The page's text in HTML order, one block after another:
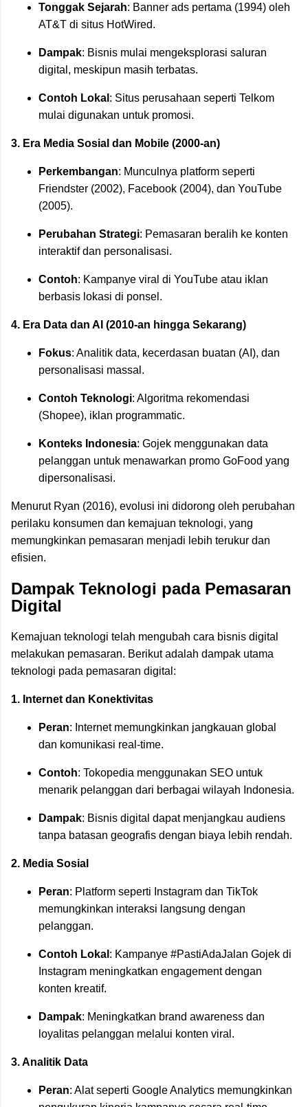
Tonggak Sejarah: Banner ads pertama (1994) oleh
AT&T di situs HotWired.
Dampak: Bisnis mulai mengeksplorasi saluran
digital, meskipun masih terbatas.
Contoh Lokal : Situs perusahaan seperti Telkom
mulai digunakan untuk promosi.
3. Era Media Sosial dan Mobile (2000-an)
Perkembangan: Munculnya platform seperti
Friendster (2002), Facebook (2004), dan YouTube
(2005).
Perubahan Strategi: Pemasaran beralih ke konten
interaktif dan personalisasi.
Contoh: Kampanye viral di YouTube atau iklan
berbasis lokasi di ponsel.
4. Era Data dan AI (2010-an hingga Sekarang)
Fokus: Analitik data, kecerdasan buatan (AI), dan
personalisasi massal.
Contoh Teknologi: Algoritma rekomendasi
(Shopee), iklan programmatic.
Konteks Indonesia: Gojek menggunakan data
pelanggan untuk menawarkan promo GoFood yang
dipersonalisasi.
Menurut Ryan (2016), evolusi ini didorong oleh perubahan
perilaku konsumen dan kemajuan teknologi, yang
memungkinkan pemasaran menjadi lebih terukur dan
efisien.
Dampak Teknologi pada Pemasaran
Digital
Kemajuan teknologi telah mengubah cara bisnis digital
melakukan pemasaran. Berikut adalah dampak utama
teknologi pada pemasaran digital:
1. Internet dan Konektivitas
Peran: Internet memungkinkan jangkauan global
dan komunikasi real-time.
Contoh: Tokopedia menggunakan SEO untuk
menarik pelanggan dari berbagai wilayah Indonesia.
Dampak: Bisnis digital dapat menjangkau audiens
tanpa batasan geografis dengan biaya lebih rendah.
2. Media Sosial
Peran: Platform seperti Instagram dan TikTok
memungkinkan interaksi langsung dengan
pelanggan.
Contoh Lokal : Kampanye #PastiAdaJalan Gojek di
Instagram meningkatkan engagement dengan
konten kreatif.
Dampak: Meningkatkan brand awareness dan
loyalitas pelanggan melalui konten viral.
3. Analitik Data
Peran: Alat seperti Google Analytics memungkinkan